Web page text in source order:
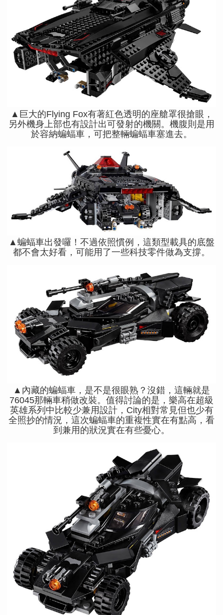
▲巨大的Flying Fox有著紅色透明的座艙罩很搶眼，
另外機身上部也有設計出可發射的機關。機腹則是用
於容納蝙蝠車，可把整輛蝙蝠車塞進去。
▲蝙蝠車出發囉！不過依照慣例，這類型載具的底盤
都不會太好看，可能用了一些科技零件做為支撐。
▲內藏的蝙蝠車，是不是很眼熟？沒錯，這輛就是
76045那輛車稍做改裝。值得討論的是，樂高在超級
英雄系列中比較少兼用設計，City相對常見但也少有
全照抄的情況，這次蝙蝠車的重複性實在有點高，看
到兼用的狀況實在有些憂心。